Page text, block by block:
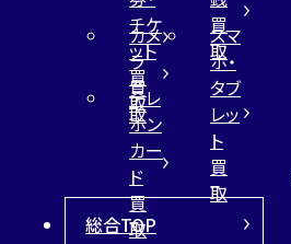
チケ
ット
買
取
買
取
カメ
ラ
買
取
スマ
ホ・
タブ
レッ
ト
買
取
テレ
ホン
カー
ド
買
取
総合TOP